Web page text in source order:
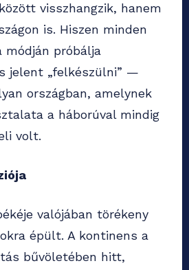
visszhangzik, hanem
is. Hiszen minden
módján próbálja
jelent „felkészülni” —
országban, amelynek
a háborúval mindig
volt.
valójában törékeny
épült. A kontinens a
bűvöletében hitt,